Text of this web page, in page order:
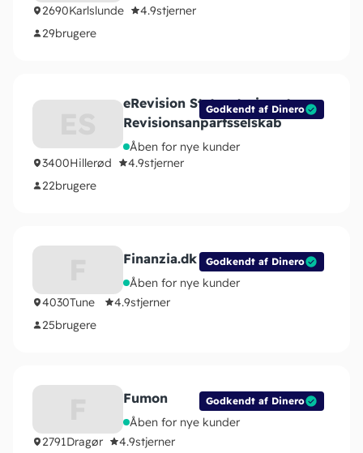
2690Karlslunde 4.9stjerner
29brugere
Godkendt af Dinero
eRevision Statsautoriseret
Revisionsanpartsselskab
Åben for nye kunder
3400Hillerød 4.9stjerner
22brugere
Godkendt af Dinero
Finanzia.dk
Åben for nye kunder
4030Tune 4.9stjerner
25brugere
Godkendt af Dinero
Fumon
Åben for nye kunder
2791Dragør 4.9stjerner